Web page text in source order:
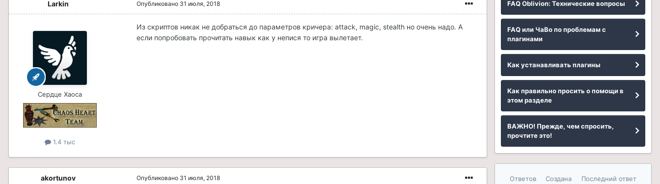
Larkin
Сердце Хаоса
1.4 тыс
Опубликовано 31 июля, 2018
Из скриптов никак не добраться до параметров кричера: attack, magic, stealth но очень надо. А
если попробовать прочитать навык как у непися то игра вылетает.
akortunov Опубликовано 31 июля, 2018
FAQ Oblivion: Технические вопросы
FAQ или ЧаВо по проблемам с
плагинами
Как устанавливать плагины
Как правильно просить о помощи в
этом разделе
ВАЖНО! Прежде, чем спросить,
прочтите это!
Ответов Создана Последний ответ